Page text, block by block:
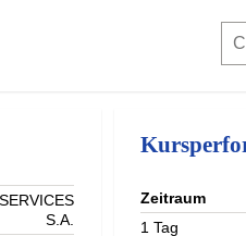
S.A.
Zeitraum
1 Tag